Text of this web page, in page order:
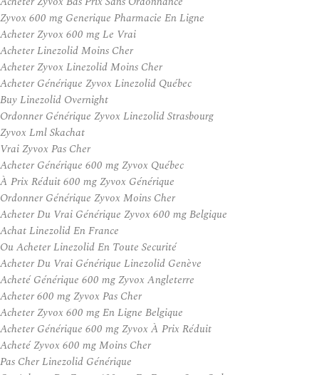
Zyvox 600 mg Generique Pharmacie En Ligne
Acheter Zyvox 600 mg Le Vrai
Acheter Linezolid Moins Cher
Acheter Zyvox Linezolid Moins Cher
Acheter Générique Zyvox Linezolid Québec
Buy Linezolid Overnight
Ordonner Générique Zyvox Linezolid Strasbourg
Zyvox Lml Skachat
Vrai Zyvox Pas Cher
Acheter Générique 600 mg Zyvox Québec
À Prix Réduit 600 mg Zyvox Générique
Ordonner Générique Zyvox Moins Cher
Acheter Du Vrai Générique Zyvox 600 mg Belgique
Achat Linezolid En France
Ou Acheter Linezolid En Toute Securité
Acheter Du Vrai Générique Linezolid Genève
Acheté Générique 600 mg Zyvox Angleterre
Acheter 600 mg Zyvox Pas Cher
Acheter Zyvox 600 mg En Ligne Belgique
Acheter Générique 600 mg Zyvox À Prix Réduit
Acheté Zyvox 600 mg Moins Cher
Pas Cher Linezolid Générique